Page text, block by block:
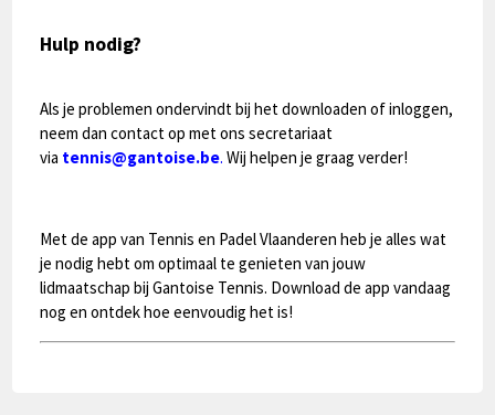
Hulp nodig?
Als je problemen ondervindt bij het downloaden of inloggen,
neem dan contact op met ons secretariaat
via tennis@gantoise.be. Wij helpen je graag verder!
Met de app van Tennis en Padel Vlaanderen heb je alles wat
je nodig hebt om optimaal te genieten van jouw
lidmaatschap bij Gantoise Tennis. Download de app vandaag
nog en ontdek hoe eenvoudig het is!